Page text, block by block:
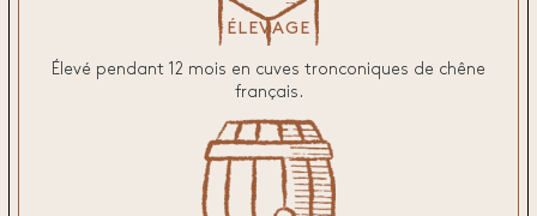
ÉLEVAGE
Élevé pendant 12 mois en cuves tronconiques de chêne
français.